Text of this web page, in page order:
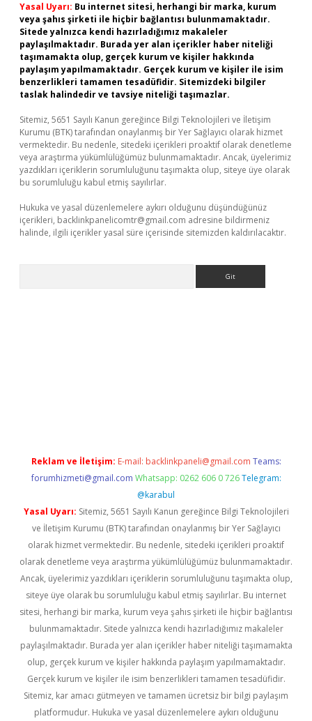
Yasal Uyarı: Bu internet sitesi, herhangi bir marka, kurum
veya şahıs şirketi ile hiçbir bağlantısı bulunmamaktadır.
Sitede yalnızca kendi hazırladığımız makaleler
paylaşılmaktadır. Burada yer alan içerikler haber niteliği
taşımamakta olup, gerçek kurum ve kişiler hakkında
paylaşım yapılmamaktadır. Gerçek kurum ve kişiler ile isim
benzerlikleri tamamen tesadüfidir. Sitemizdeki bilgiler
taslak halindedir ve tavsiye niteliği taşımazlar.
Sitemiz, 5651 Sayılı Kanun gereğince Bilgi Teknolojileri ve İletişim
Kurumu (BTK) tarafından onaylanmış bir Yer Sağlayıcı olarak hizmet
vermektedir. Bu nedenle, sitedeki içerikleri proaktif olarak denetleme
veya araştırma yükümlülüğümüz bulunmamaktadır. Ancak, üyelerimiz
yazdıkları içeriklerin sorumluluğunu taşımakta olup, siteye üye olarak
bu sorumluluğu kabul etmiş sayılırlar.
Hukuka ve yasal düzenlemelere aykırı olduğunu düşündüğünüz
içerikleri, backlinkpanelicomtr@gmail.com adresine bildirmeniz
halinde, ilgili içerikler yasal süre içerisinde sitemizden kaldırılacaktır.
Reklam ve İletişim: E-mail: backlinkpaneli@gmail.com Teams:
forumhizmeti@gmail.com Whatsapp: 0262 606 0 726 Telegram:
@karabul
Yasal Uyarı: Sitemiz, 5651 Sayılı Kanun gereğince Bilgi Teknolojileri
ve İletişim Kurumu (BTK) tarafından onaylanmış bir Yer Sağlayıcı
olarak hizmet vermektedir. Bu nedenle, sitedeki içerikleri proaktif
olarak denetleme veya araştırma yükümlülüğümüz bulunmamaktadır.
Ancak, üyelerimiz yazdıkları içeriklerin sorumluluğunu taşımakta olup,
siteye üye olarak bu sorumluluğu kabul etmiş sayılırlar. Bu internet
sitesi, herhangi bir marka, kurum veya şahıs şirketi ile hiçbir bağlantısı
bulunmamaktadır. Sitede yalnızca kendi hazırladığımız makaleler
paylaşılmaktadır. Burada yer alan içerikler haber niteliği taşımamakta
olup, gerçek kurum ve kişiler hakkında paylaşım yapılmamaktadır.
Gerçek kurum ve kişiler ile isim benzerlikleri tamamen tesadüfidir.
Sitemiz, kar amacı gütmeyen ve tamamen ücretsiz bir bilgi paylaşım
platformudur. Hukuka ve yasal düzenlemelere aykırı olduğunu